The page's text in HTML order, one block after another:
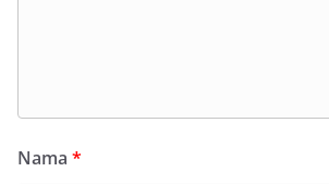
Nama *